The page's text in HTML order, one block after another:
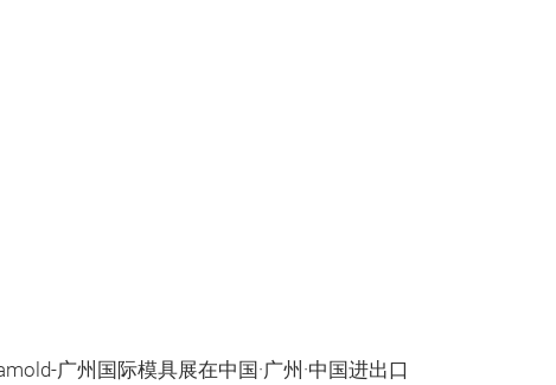
广州国际模具展在中国·广州·中国进出口